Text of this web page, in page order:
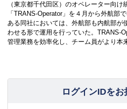
（東京都千代田区）のオペレーター向け
「TRANS-Operator」を４月から外航部
ある同社においては、外航部も内航部が
わせる形で運用を行っていた。TRANS-
管理業務を効率化し、チーム員がより本
ログインIDをお